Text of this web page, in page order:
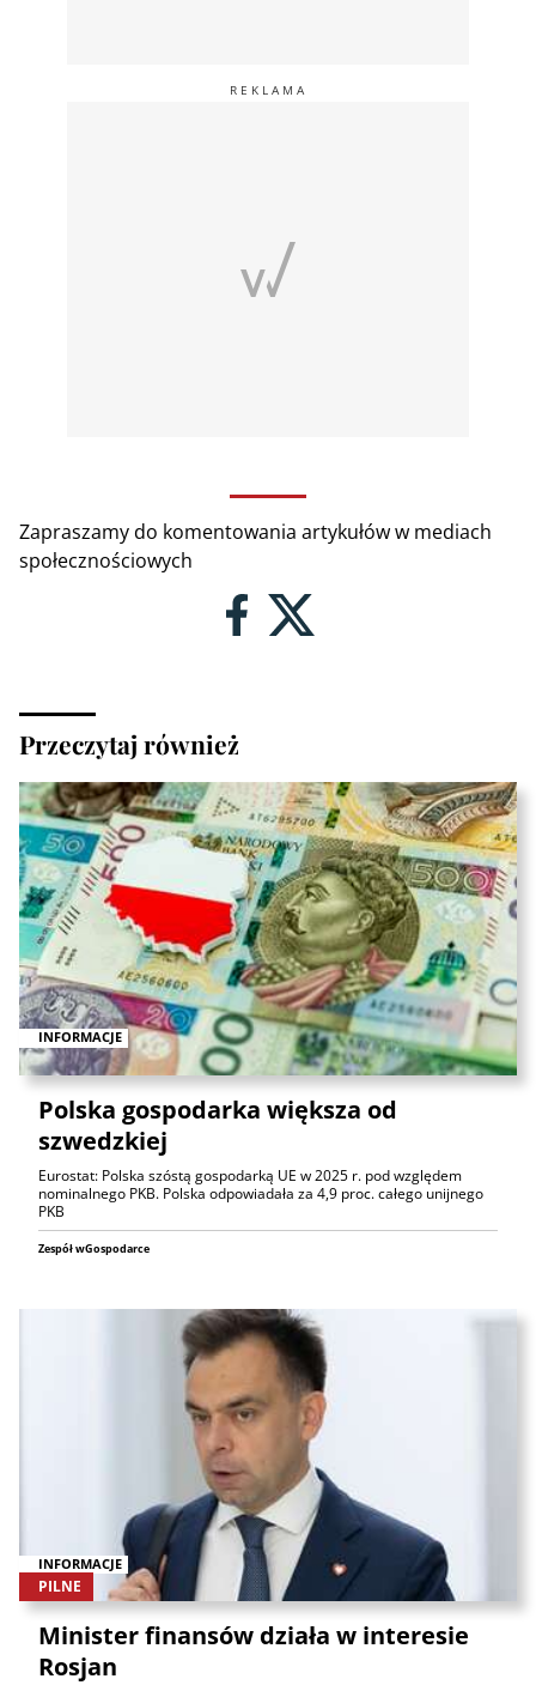
Zapraszamy do komentowania artykułów w mediach
społecznościowych
Przeczytaj również
INFORMACJE
Polska gospodarka większa od
szwedzkiej
Eurostat: Polska szóstą gospodarką UE w 2025 r. pod względem
nominalnego PKB. Polska odpowiadała za 4,9 proc. całego unijnego
PKB
Zespół wGospodarce
INFORMACJE
PILNE
Minister finansów działa w interesie
Rosjan